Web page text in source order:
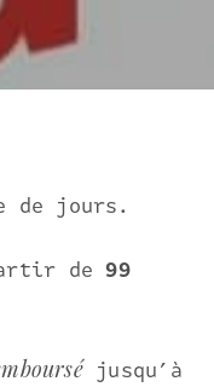
de jours.
de99
jusqu’à